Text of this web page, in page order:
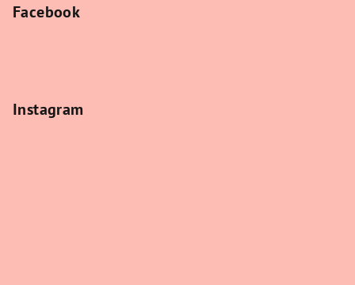
Facebook
Instagram